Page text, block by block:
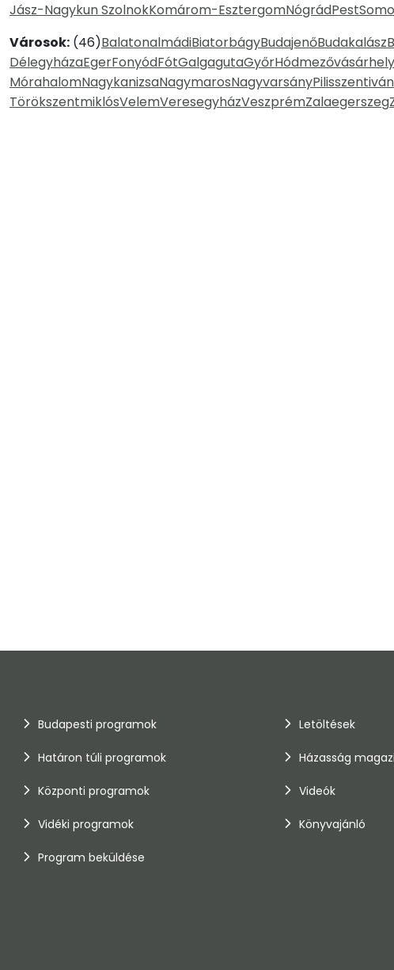
Jász-Nagykun SzolnokKomárom-EsztergomNógrádPest
Városok: (46)BalatonalmádiBiatorbágyBudajenőBudakalász
DélegyházaEgerFonyódFótGalgagutaGyőrHódmezővásárhely
MórahalomNagykanizsaNagymarosNagyvarsányPilisszentiván
TörökszentmiklósVelemVeresegyházVeszprémZalaegerszeg
Budapesti programok
Határon túli programok
Központi programok
Vidéki programok
Program beküldése
Letöltések
Házasság
Videók
Könyvajánló